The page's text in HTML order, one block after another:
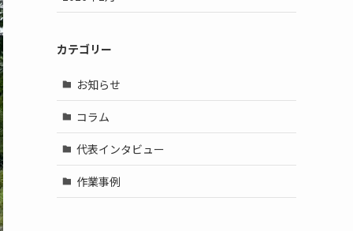
カテゴリー
お知らせ
コラム
代表インタビュー
作業事例